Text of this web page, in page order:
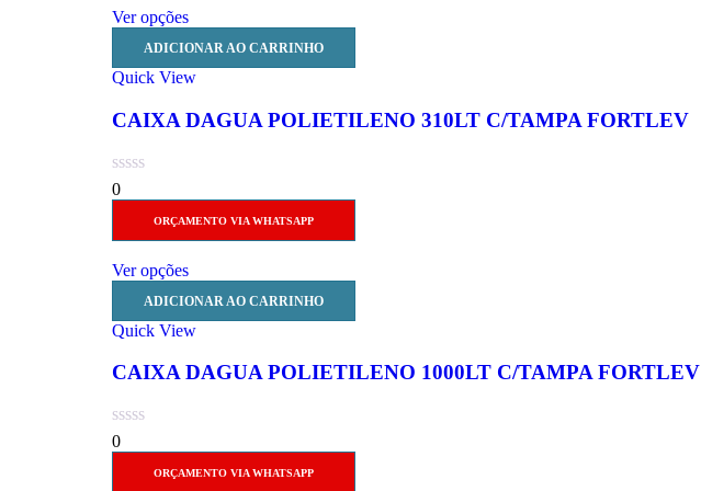
Ver opções
ADICIONAR AO CARRINHO
Quick View
CAIXA DAGUA POLIETILENO 310LT C/TAMPA FORTLEV
0
ORÇAMENTO VIA WHATSAPP
Ver opções
ADICIONAR AO CARRINHO
Quick View
CAIXA DAGUA POLIETILENO 1000LT C/TAMPA FORTLEV
0
ORÇAMENTO VIA WHATSAPP